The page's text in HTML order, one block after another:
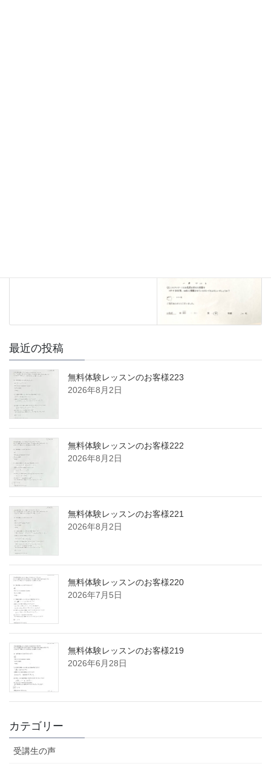
最近の投稿
無料体験レッスンのお客様223
2026年8月2日
無料体験レッスンのお客様222
2026年8月2日
無料体験レッスンのお客様221
2026年8月2日
無料体験レッスンのお客様220
2026年7月5日
無料体験レッスンのお客様219
2026年6月28日
カテゴリー
受講生の声